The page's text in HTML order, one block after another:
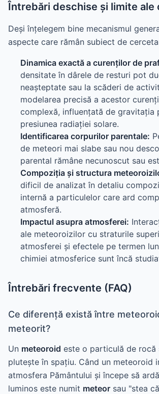
Întrebări deschise și limite ale
Deși înțelegem bine mecanismul
aspecte care rămân subiect de
Dinamica exactă a curenților de
densitate în dârele de resturi pot
neașteptate sau la scăderi de
modelarea precisă a acestor
complexă, influențată de gravitația
presiunea radiației solare.
Identificarea corpurilor parentale:
de meteori mai slabe sau nou
parental rămâne necunoscut sau
Compoziția și structura
dificil de analizat în detaliu
internă a particulelor care ard
atmosferă.
Impactul asupra atmosferei:
ale meteoroizilor cu straturile
atmosferei și efectele pe termen
chimiei atmosferice sunt încă
Întrebări frecvente (FAQ)
Ce diferență există între
meteorit?
Un meteoroid este o particulă de rocă
plutește în spațiu. Când un meteoroid
atmosfera Pământului și începe să
luminos este numit meteor sau "stea